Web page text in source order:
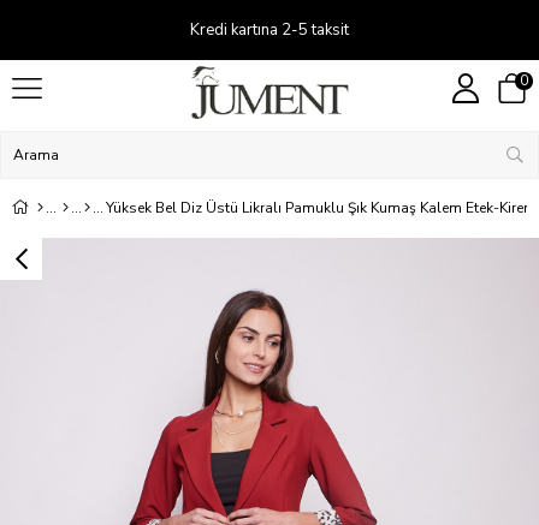
Kredi kartına 2-5 taksit
0
Yüksek Bel Diz Üstü Likralı Pamuklu Şık Kumaş Kalem Etek-